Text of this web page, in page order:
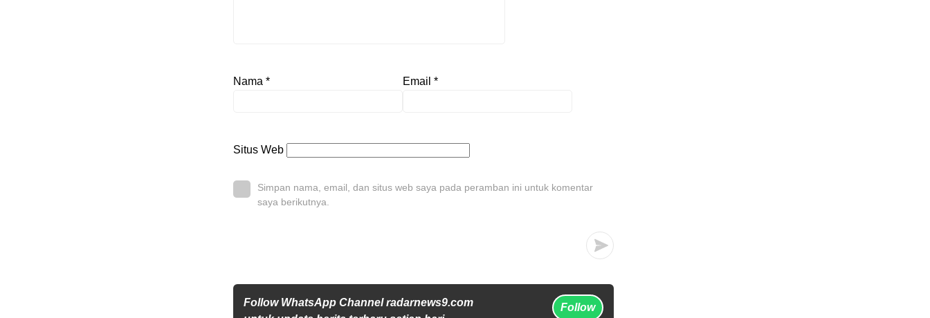
Nama * Email *
Situs Web
Simpan nama, email, dan situs web saya pada peramban ini untuk komentar
saya berikutnya.
Follow WhatsApp Channel radarnews9.com
Follow